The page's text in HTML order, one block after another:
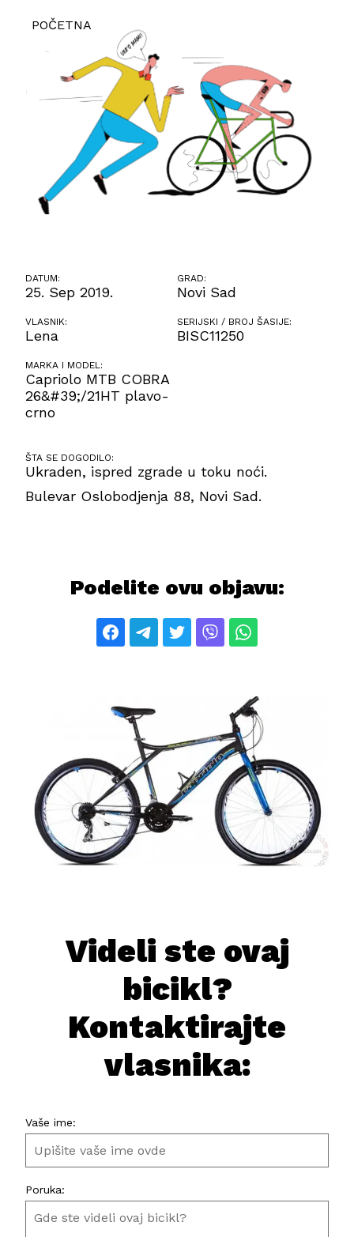
POČETNA
DATUM:
25. Sep 2019.
GRAD:
Novi Sad
VLASNIK:
Lena
SERIJSKI / BROJ ŠASIJE:
BISC11250
MARKA I MODEL:
Capriolo MTB COBRA
26&#39;/21HT plavo-
crno
ŠTA SE DOGODILO:
Ukraden, ispred zgrade u toku noći.
Bulevar Oslobodjenja 88, Novi Sad.
Podelite ovu objavu:
Videli ste ovaj
bicikl?
Kontaktirajte
vlasnika:
Vaše ime:
Poruka: